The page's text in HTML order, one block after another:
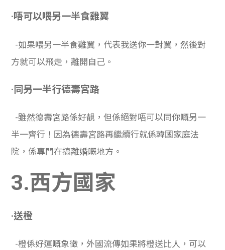
·唔可以喂另一半食雞翼
-如果喂另一半食雞翼，代表我送你一對翼，然後對
方就可以飛走，離開自己。
·同另一半行德壽宮路
-雖然德壽宮路係好靚，但係絕對唔可以同你嘅另一
半一齊行 ！因為德壽宮路再繼續行就係韓國家庭法
院，係專門在搞離婚嘅地方。
3.西方國家
·送橙
-橙係好運嘅象徵，外國流傳如果將橙送比人，可以